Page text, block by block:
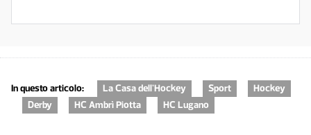
In questo articolo: La Casa dell'Hockey Sport
Hockey
Derby
HC Ambrì Piotta HC Lugano